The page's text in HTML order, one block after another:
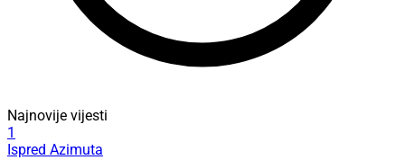
Najnovije vijesti
1
Ispred Azimuta